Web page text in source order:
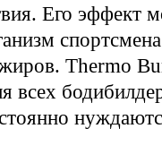
Его эффект
Thermo
всех